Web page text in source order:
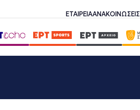
ΕΤΑΙΡΕΙΑΑΝΑΚΟΙΝΩΣΕΙΣ